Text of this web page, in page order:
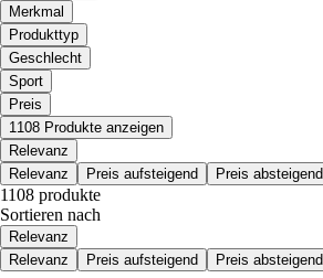
Merkmal
Produkttyp
Geschlecht
Sport
Preis
1108 Produkte anzeigen
Relevanz
Relevanz
Preis aufsteigend Preis absteigend
1108 produkte
Sortieren nach
Relevanz
Relevanz
Preis aufsteigend Preis absteigend